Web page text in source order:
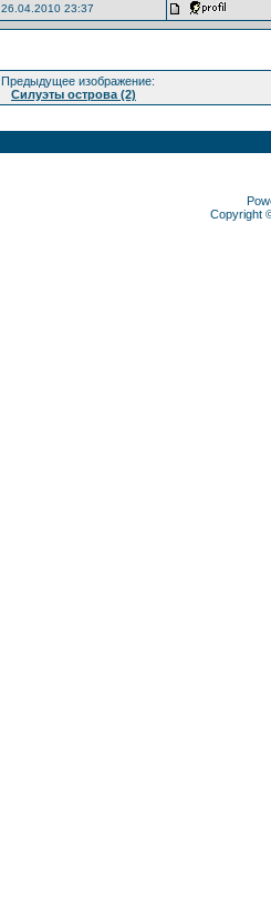
26.04.2010 23:37
Предыдущее изображение:
Силуэты острова (2)
Copyright